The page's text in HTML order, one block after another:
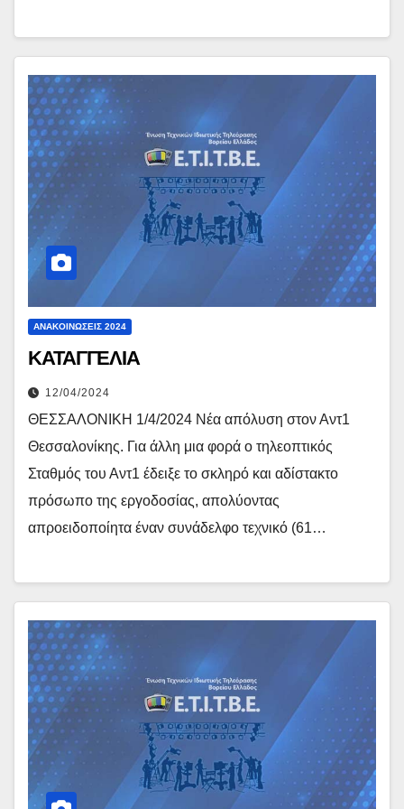
ΑΝΑΚΟΙΝΏΣΕΙΣ 2024
ΚΑΤΑΓΓΕΛΙΑ
12/04/2024
ΘΕΣΣΑΛΟΝΙΚΗ 1/4/2024 Νέα απόλυση στον Αντ1
Θεσσαλονίκης. Για άλλη μια φορά ο τηλεοπτικός
Σταθμός του Αντ1 έδειξε το σκληρό και αδίστακτο
πρόσωπο της εργοδοσίας, απολύοντας
απροειδοποίητα έναν συνάδελφο τεχνικό (61…